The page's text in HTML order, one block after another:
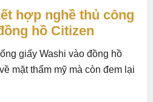
hợp nghề thủ công
hồ Citizen
giấy Washi vào đồng hồ
mặt thẩm mỹ mà còn đem lại